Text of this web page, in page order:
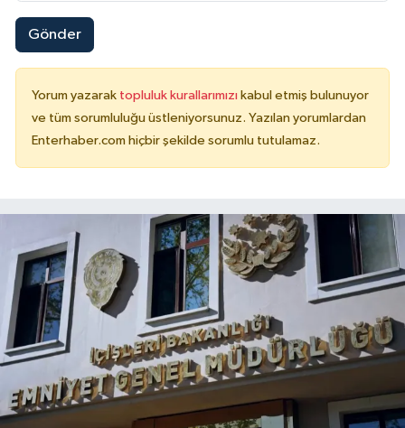
Gönder
Yorum yazarak topluluk kurallarımızı kabul etmiş bulunuyor
ve tüm sorumluluğu üstleniyorsunuz. Yazılan yorumlardan
Enterhaber.com hiçbir şekilde sorumlu tutulamaz.